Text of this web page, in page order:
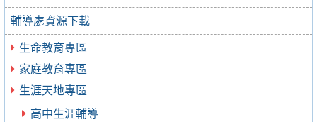
輔導處資源下載
生命教育專區
家庭教育專區
生涯天地專區
高中生涯輔導